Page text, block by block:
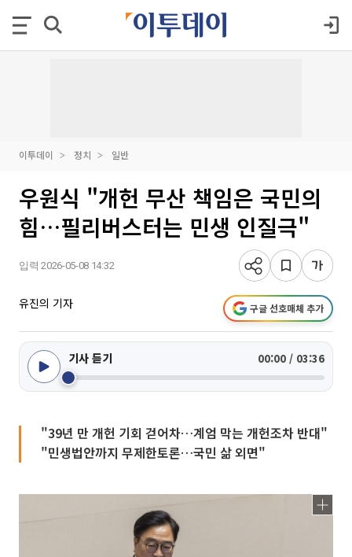
이투데이 정치 일반
우원식 "개헌 무산 책임은 국민의
힘…필리버스터는 민생 인질극"
입력 2026-05-08 14:32
유진의 기자 구글 선호매체 추가
기사 듣기 00:00 / 03:36
"39년 만 개헌 기회 걷어차…계엄 막는 개헌조차 반대"
"민생법안까지 무제한토론…국민 삶 외면"